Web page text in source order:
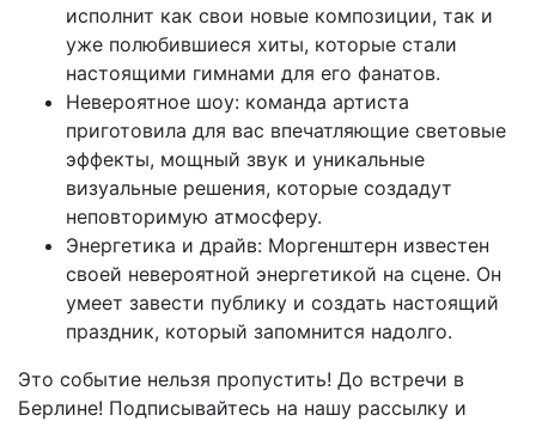
исполнит как свои новые композиции, так и
уже полюбившиеся хиты, которые стали
настоящими гимнами для его фанатов.
Невероятное шоу: команда артиста
приготовила для вас впечатляющие световые
эффекты, мощный звук и уникальные
визуальные решения, которые создадут
неповторимую атмосферу.
Энергетика и драйв: Моргенштерн известен
своей невероятной энергетикой на сцене. Он
умеет завести публику и создать настоящий
праздник, который запомнится надолго.
Это событие нельзя пропустить! До встречи в
Берлине! Подписывайтесь на нашу рассылку и